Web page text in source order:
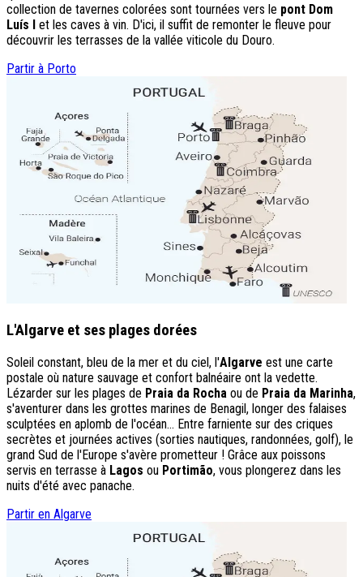
collection de tavernes colorées sont tournées vers le pont Dom
Luís I et les caves à vin. D'ici, il suffit de remonter le fleuve pour
découvrir les terrasses de la vallée viticole du Douro.
Partir à Porto
L'Algarve et ses plages dorées
Soleil constant, bleu de la mer et du ciel, l'Algarve est une carte
postale où nature sauvage et confort balnéaire ont la vedette.
Lézarder sur les plages de Praia da Rocha ou de Praia da Marinha,
s'aventurer dans les grottes marines de Benagil, longer des falaises
sculptées en aplomb de l'océan... Entre farniente sur des criques
secrètes et journées actives (sorties nautiques, randonnées, golf), le
grand Sud de l'Europe s'avère prometteur ! Grâce aux poissons
servis en terrasse à Lagos ou Portimão, vous plongerez dans les
nuits d'été avec panache.
Partir en Algarve